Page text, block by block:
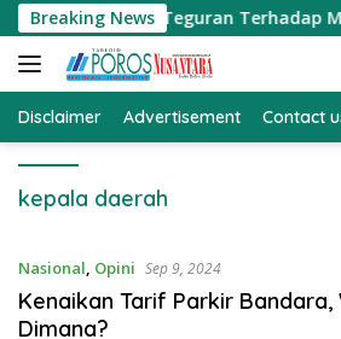
Langsung
ke
konten
Breaking News
Memberikan Teguran Terhadap
Disclaimer Advertisement Contact
kepala daerah
Nasional, Opini Sep 9, 2024
Kenaikan Tarif Parkir Bandara,
Dimana?